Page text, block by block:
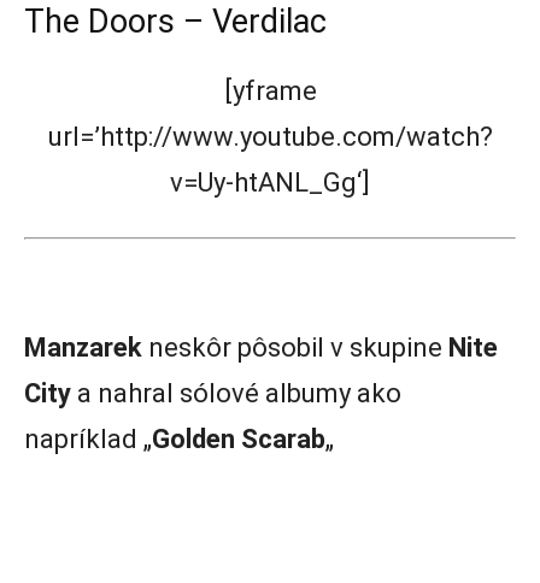
The Doors – Verdilac
[yframe
url=’http://www.youtube.com/watch?
v=Uy-htANL_Gg‘]
Manzarek neskôr pôsobil v skupine Nite
City a nahral sólové albumy ako
napríklad „Golden Scarab„